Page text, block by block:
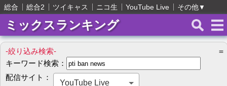
総合 総合2 ツイキャス ニコ生 YouTube Live その他▼
ミックスランキング
-絞り込み検索-
＝
キーワード検索：
配信サイト：
YouTube Live